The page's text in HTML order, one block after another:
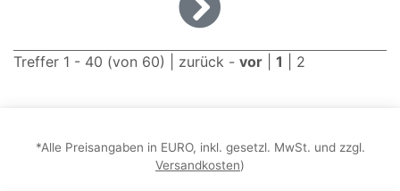
Decks:
Nicol
Treffer 1 - 40 (von 60) | zurück - vor 1 2
*Alle Preisangaben in EURO, inkl. gesetzl. MwSt. und zzgl.
Versandkosten)